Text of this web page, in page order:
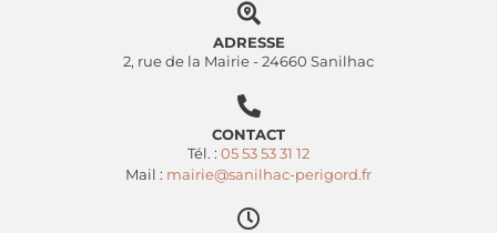
ADRESSE
2, rue de la Mairie - 24660 Sanilhac
CONTACT
Tél. : 05 53 53 31 12
Mail : mairie@sanilhac-perigord.fr